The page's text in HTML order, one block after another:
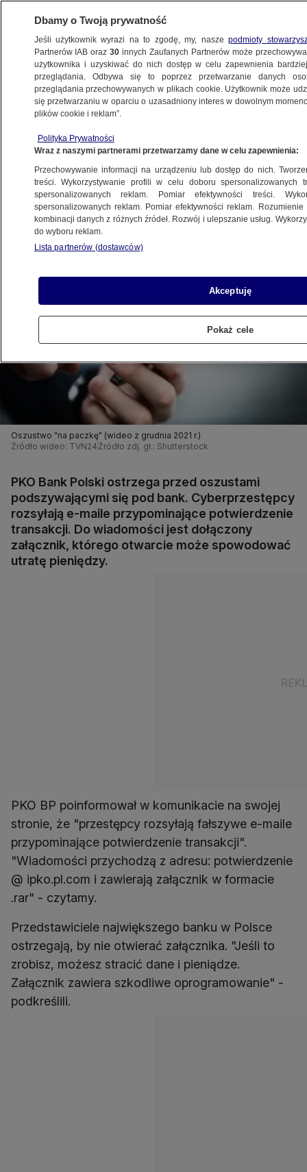
BIZNES
Z KRAJU
przed nowym oszustwem. "Możesz stracić
dane i pieniądze"
21.12.2021, 17:00
Udostępnij
Oszustwo "na paczkę" (wideo z grudnia 2021 r.)
Źródło wideo: TVN24 Źródło zdj. gł.: Shutterstock
PKO Bank Polski ostrzega przed oszustami
podszywającymi się pod bank. Cyberprzestępcy
rozsyłają e-maile przypominające potwierdzenie
transakcji. Do wiadomości jest dołączony
załącznik, którego otwarcie może spowodować
utratę pieniędzy.
PKO BP poinformował w komunikacie na swojej
stronie, że "przestępcy rozsyłają fałszywe e-maile
przypominające potwierdzenie transakcji".
"Wiadomości przychodzą z adresu: potwierdzenie
@ ipko.pl.com i zawierają załącznik w formacie
.rar" - czytamy.
Przedstawiciele największego banku w Polsce
ostrzegają, by nie otwierać załącznika. "Jeśli to
zrobisz, możesz stracić dane i pieniądze.
Załącznik zawiera szkodliwe oprogramowanie" -
podkreślili.
Dbamy o Twoją prywatność
Jeśli użytkownik wyrazi na to zgodę, my, naszepodmioty
Partnerów IAB oraz30 innych Zaufanych Partnerów może
użytkownika i uzyskiwać do nich dostęp w celu zapewnienia
przeglądania. Odbywa się to poprzez przetwarzanie danych
przeglądania przechowywanych w plikach cookie. Użytkownik może
się przetwarzaniu w oparciu o uzasadniony interes w dowolnym
plików cookie i reklam”.
Polityka Prywatności
Wraz z naszymi partnerami przetwarzamy dane w celu zapewnienia:
Przechowywanie informacji na urządzeniu lub dostęp do nich.
treści. Wykorzystywanie profili w celu doboru spersonalizowanych
spersonalizowanych reklam. Pomiar efektywności treści.
spersonalizowanych reklam. Pomiar efektywności reklam.
kombinacji danych z różnych źródeł. Rozwój i ulepszanie usług.
do wyboru reklam.
Lista partnerów (dostawców)
Akceptuję
Pokaż cele